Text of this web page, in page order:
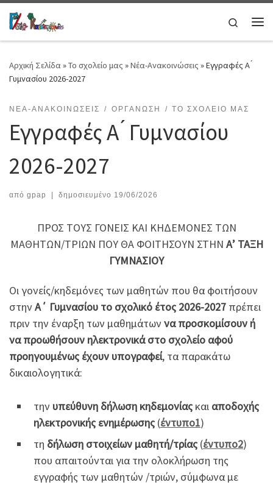
Μετάβαση στο περιεχόμενο
Search
Αρχική Σελίδα»Το σχολείο μας »Νέα-Ανακοινώσεις »Εγγραφές Α ́
Γυμνασίου 2026-2027
ΝΈΑ-ΑΝΑΚΟΙΝΏΣΕΙΣ ΟΡΓΆΝΩΣΗ ΤΟ ΣΧΟΛΕΊΟ ΜΑΣ
Εγγραφές Α ́ Γυμνασίου
2026-2027
από gpap | δημοσιευμένο 19/06/2026
ΠΡΟΣ ΤΟΥΣ ΓΟΝΕΙΣ ΚΑΙ ΚΗΔΕΜΟΝΕΣ ΤΩΝ
ΜΑΘΗΤΩΝ/ΤΡΙΩΝ ΠΟΥ ΘΑ ΦΟΙΤΗΣΟΥΝ ΣΤΗΝ Α’ ΤΑΞΗ
ΓΥΜΝΑΣΙΟΥ
Οι γονείς/κηδεμόνες των μαθητών που θα φοιτήσουν
στην Α΄ Γυμνασίου το σχολικό έτος 2026-2027 πρέπει
πριν την έναρξη των μαθημάτων να προσκομίσουν ή
να προωθήσουν ηλεκτρονικά στο σχολείο αφού
προηγουμένως έχουν υπογραφεί, τα παρακάτω
δικαιολογητικά:
την υπεύθυνη δήλωση κηδεμονίαςκαι αποδοχής
ηλεκτρονικής ενημέρωσης(έντυπο1)
τη δήλωση στοιχείων μαθητή/τρίας(έντυπο2)
που απαιτούνται για την ολοκλήρωση της
εγγραφής των μαθητών /τριών, σύμφωνα με